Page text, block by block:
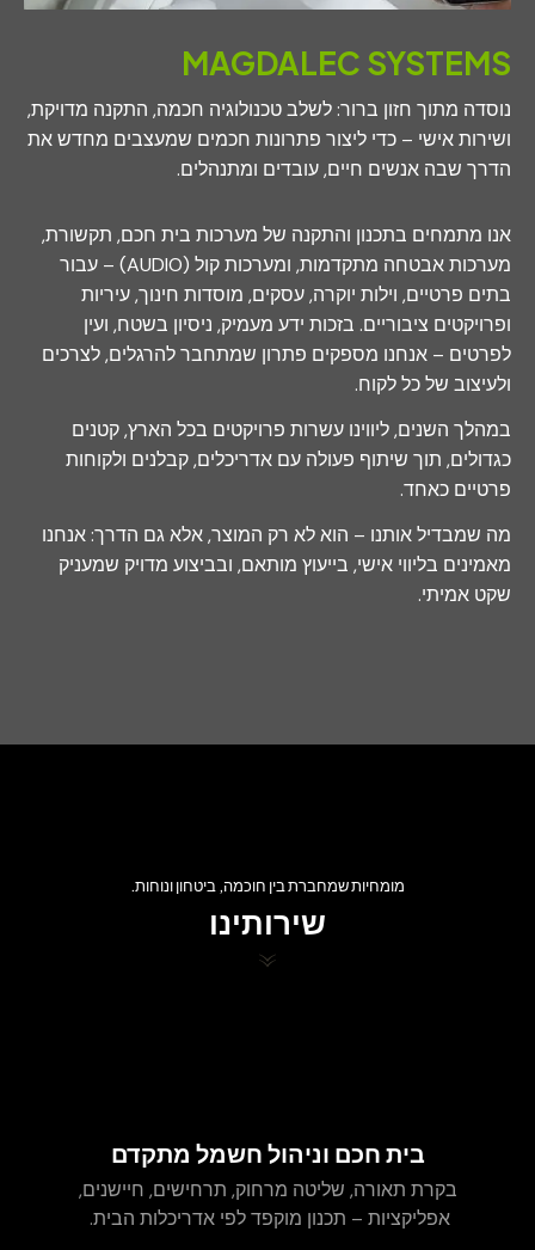
MAGDALEC
מתוך חזון ברור: לשלב טכנולוגיה חכמה, התקנה מדויקת,
אישי – כדי ליצור פתרונות חכמים שמעצבים מחדש את
שבה אנשים חיים, עובדים ומתנהלים.
מתמחים בתכנון והתקנה של מערכות בית חכם, תקשורת,
מערכות אבטחה מתקדמות, ומערכות קול (AUDIO) – עבור
פרטיים, וילות יוקרה, עסקים, מוסדות חינוך, עיריות
ציבוריים. בזכות ידע מעמיק, ניסיון בשטח, ועין
– אנחנו מספקים פתרון שמתחבר להרגלים, לצרכים
של כל לקוח.
השנים, ליווינו עשרות פרויקטים בכל הארץ, קטנים
תוך שיתוף פעולה עם אדריכלים, קבלנים ולקוחות
כאחד.
שמבדיל אותנו – הוא לא רק המוצר, אלא גם הדרך: אנחנו
בליווי אישי, בייעוץ מותאם, ובביצוע מדויק שמעניק
אמיתי.
מומחיות שמחברת בין חוכמה, ביטחון ונוחות.
שירותינו
בית חכם וניהול חשמל מתקדם
בקרת תאורה, שליטה מרחוק, תרחישים, חיישנים,
אפליקציות – תכנון מוקפד לפי אדריכלות הבית.